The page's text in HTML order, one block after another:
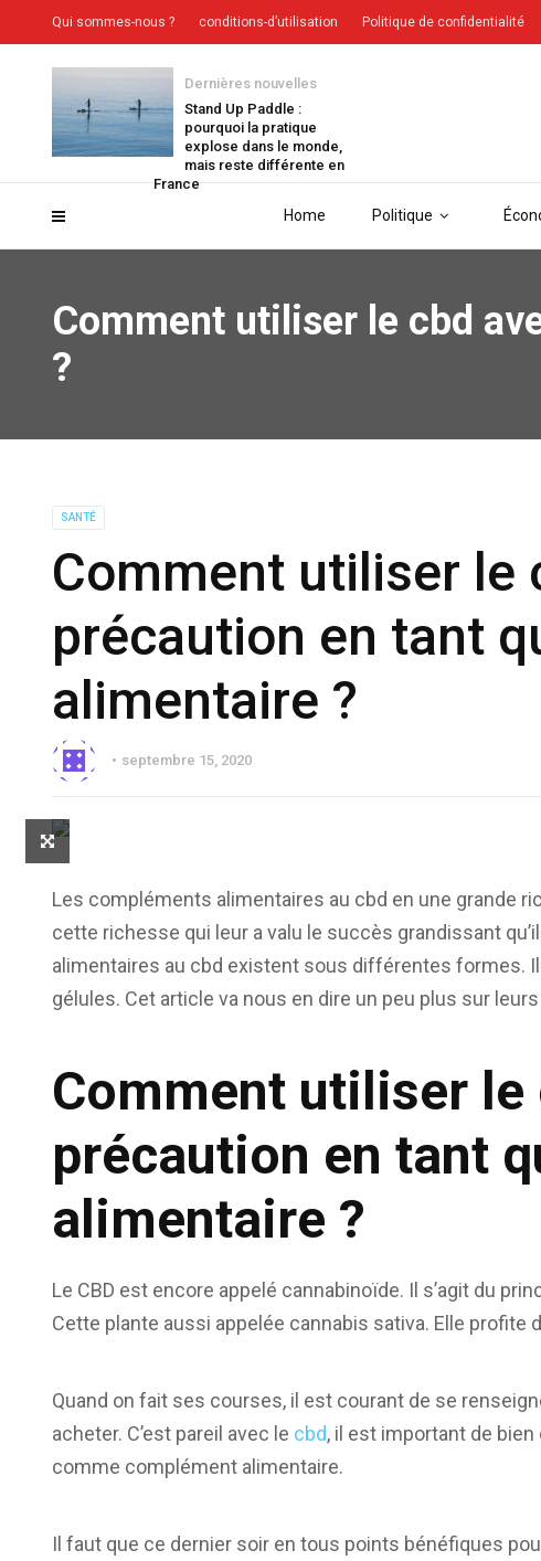
Home Politique
Dernières nouvelles
Stand Up Paddle :
pourquoi la pratique
explose dans le monde,
mais reste différente en
France
Qui sommes-nous ? conditions-d’utilisation Politique de confidentialité
Comment utiliser le cbd
?
SANTÉ
Comment utiliser le
précaution en tant
alimentaire ?
septembre 15, 2020
Les compléments alimentaires au cbd en une grande
cette richesse qui leur a valu le succès grandissant
alimentaires au cbd existent sous différentes formes.
gélules. Cet article va nous en dire un peu plus sur
Comment utiliser le
précaution en tant
alimentaire ?
Le CBD est encore appelé cannabinoïde. Il s’agit du
Cette plante aussi appelée cannabis sativa. Elle profite
Quand on fait ses courses, il est courant de se
acheter. C’est pareil avec le cbd, il est important de
comme complément alimentaire.
Il faut que ce dernier soir en tous points bénéfiques